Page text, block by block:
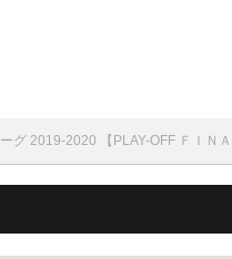
グ 2019-2020 【PLAY-OFF ＦＩＮ